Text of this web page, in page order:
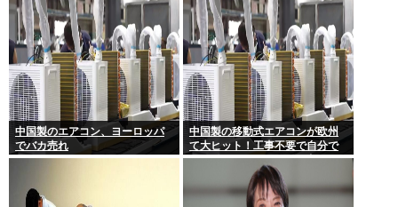
中国製のエアコン、ヨーロッパ
でバカ売れ
中国製の移動式エアコンが欧州
て大ヒット！工事不要で自分で
取り付け可、もうこれで良く